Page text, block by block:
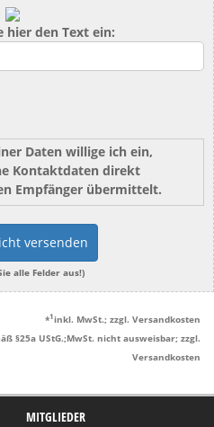
hier den Text ein:
Daten willige ich ein,
Kontaktdaten direkt
Empfänger übermittelt.
versenden
alle Felder aus!)
*1inkl. MwSt.; zzgl. Versandkosten
§25a UStG.;MwSt. nicht ausweisbar; zzgl.
Versandkosten
MITGLIEDER